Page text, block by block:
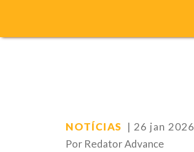
NOTÍCIAS
| 26 jan 2026
Por Redator Advance